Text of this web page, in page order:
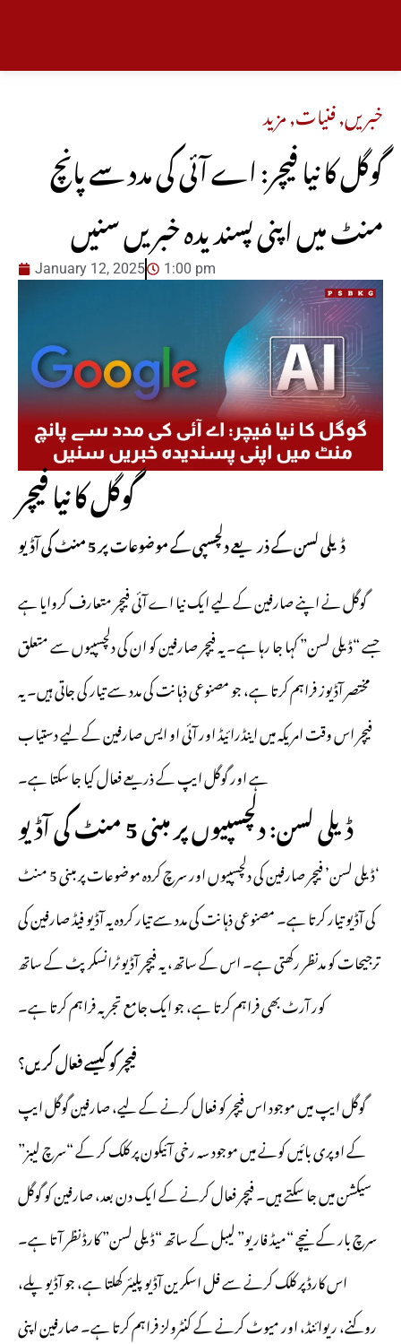
خبریں,فنیات,مزید
گوگل کا نیا فیچر: اے آئی کی مدد سے پانچ
منٹ میں اپنی پسندیدہ خبریں سنیں
January 12, 2025 1:00 pm
گوگل کا نیا فیچر
ڈیلی لسن کے ذریعے دلچسپی کے موضوعات پر 5 منٹ کی آڈیو
گوگل نے اپنے صارفین کے لیے ایک نیا اے آئی فیچر متعارف کروایا ہے
جسے “ڈیلی لسن” کہا جا رہا ہے۔ یہ فیچر صارفین کو ان کی دلچسپیوں سے متعلق
مختصر آڈیوز فراہم کرتا ہے، جو مصنوعی ذہانت کی مدد سے تیار کی جاتی ہیں۔ یہ
فیچر اس وقت امریکہ میں اینڈرائیڈ اور آئی او ایس صارفین کے لیے دستیاب
ہے اور گوگل ایپ کے ذریعے فعال کیا جا سکتا ہے۔
ڈیلی لسن: دلچسپیوں پر مبنی 5 منٹ کی آڈیو
‘ڈیلی لسن’ فیچر صارفین کی دلچسپیوں اور سرچ کردہ موضوعات پر مبنی 5 منٹ
کی آڈیو تیار کرتا ہے۔ مصنوعی ذہانت کی مدد سے تیار کردہ یہ آڈیو فیڈ صارفین کی
ترجیحات کو مدنظر رکھتی ہے۔ اس کے ساتھ، یہ فیچر آڈیو ٹرانسکرپٹ کے ساتھ
کور آرٹ بھی فراہم کرتا ہے، جو ایک جامع تجربہ فراہم کرتا ہے۔
فیچر کو کیسے فعال کریں؟
گوگل ایپ میں موجود اس فیچر کو فعال کرنے کے لیے، صارفین گوگل ایپ
کے اوپری بائیں کونے میں موجود سہ رخی آئیکون پر کلک کر کے “سرچ لیبز”
سیکشن میں جا سکتے ہیں۔ فیچر فعال کرنے کے ایک دن بعد، صارفین کو گوگل
سرچ بار کے نیچے “میڈ فار یو” لیبل کے ساتھ “ڈیلی لسن” کارڈ نظر آتا ہے۔
اس کارڈ پر کلک کرنے سے فل اسکرین آڈیو پلیئر کھلتا ہے، جو آڈیو پلے،
روکنے، ریوائنڈ، اور میوٹ کرنے کے کنٹرولز فراہم کرتا ہے۔ صارفین اپنی